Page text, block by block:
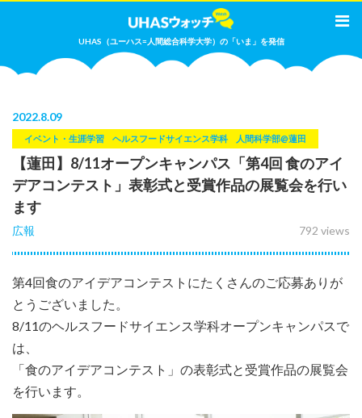
UHAS（ユーハス=人間総合科学大学）の「いま」を発信
2022.8.09
イベント・生涯学習 ヘルスフードサイエンス学科 人間科学部@蓮田
【蓮田】8/11オープンキャンパス「第4回 食のアイ
デアコンテスト」表彰式と受賞作品の展覧会を行い
ます
792 views
広報
第4回食のアイデアコンテストにたくさんのご応募ありが
とうございました。
8/11のヘルスフードサイエンス学科オープンキャンパスで
は、
「食のアイデアコンテスト」の表彰式と受賞作品の展覧会
を行います。